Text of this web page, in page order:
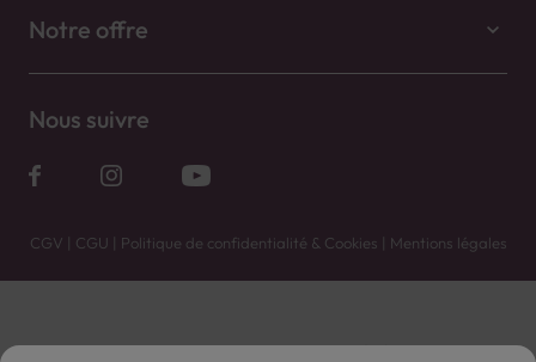
Notre offre
Nous suivre
CGV | CGU | Politique de confidentialité & Cookies | Mentions légales
Vente uniquement en caves. Contactez votre caviste pour plus de renseignements.